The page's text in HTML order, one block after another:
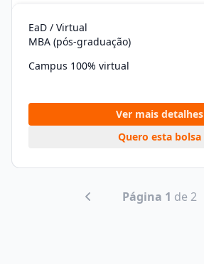
EaD / Virtual
MBA (pós-graduação)
Campus 100% virtual
Ver mais detalhes
Quero esta bolsa
Página 1 de 2